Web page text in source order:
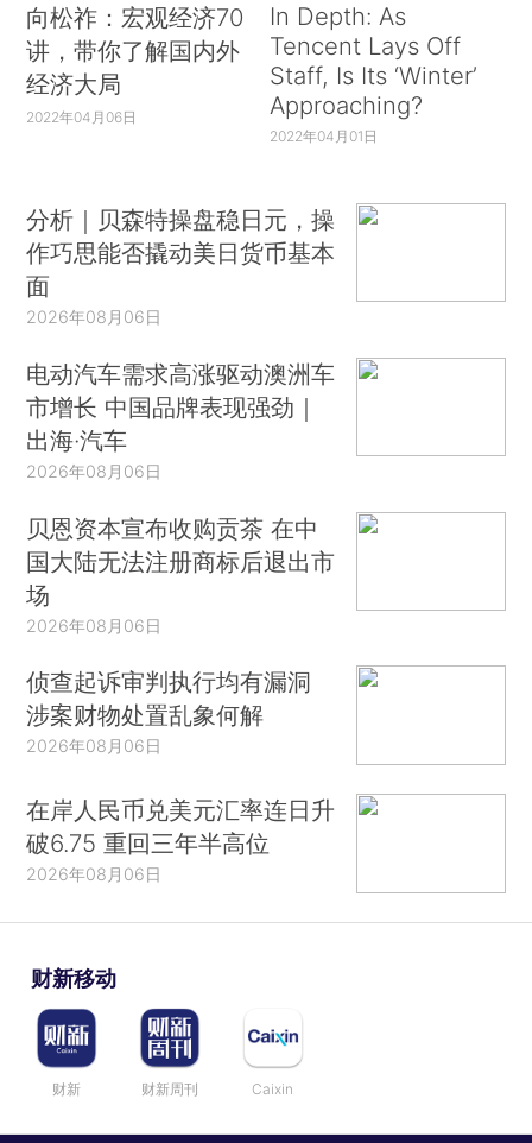
向松祚：宏观经济70
讲，带你了解国内外
经济大局
2022年04月06日
In Depth: As
Tencent Lays Off
Staff, Is Its ‘Winter’
Approaching?
2022年04月01日
分析｜贝森特操盘稳日元，操
作巧思能否撬动美日货币基本
面
2026年08月06日
电动汽车需求高涨驱动澳洲车
市增长 中国品牌表现强劲｜
出海·汽车
2026年08月06日
贝恩资本宣布收购贡茶 在中
国大陆无法注册商标后退出市
场
2026年08月06日
侦查起诉审判执行均有漏洞
涉案财物处置乱象何解
2026年08月06日
在岸人民币兑美元汇率连日升
破6.75 重回三年半高位
2026年08月06日
财新移动
财新 财新周刊 Caixin